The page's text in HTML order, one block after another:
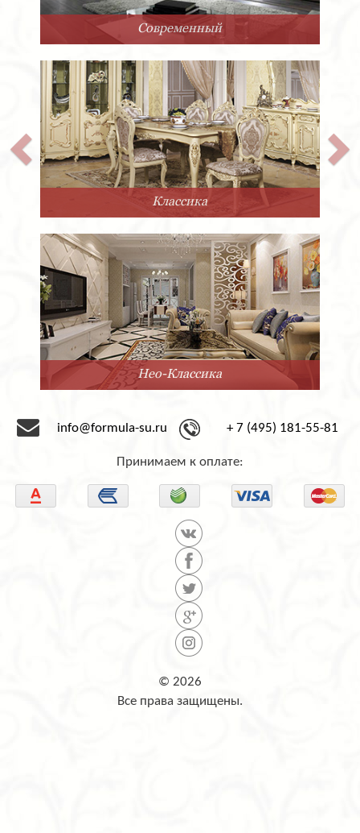
Современный
Нео-Классика
info@formula-su.ru + 7 (495) 181-55-81
Принимаем к оплате:
© 2026
Все права защищены.